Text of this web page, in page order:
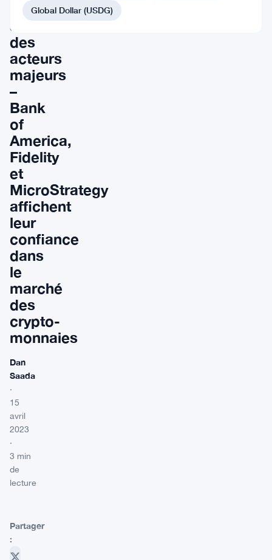
bitcoin
attire
des
acteurs
majeurs
–
Bank
of
America,
Fidelity
et
MicroStrategy
affichent
leur
confiance
dans
le
marché
des
crypto-
monnaies
Dan
Saada
·
15
avril
2023
·
3 min
de
lecture
Partager
:
Global Dollar (USDG)